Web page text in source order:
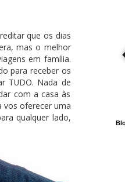
que os dias
mas o melhor
em família.
para receber os
TUDO. Nada de
com a casa às
vos oferecer uma
qualquer lado,